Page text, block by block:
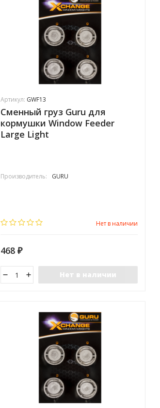
Артикул: GWF13
Сменный груз Guru для
кормушки Window Feeder
Large Light
Производитель: GURU
Нет в наличии
468₽
Нет в наличии